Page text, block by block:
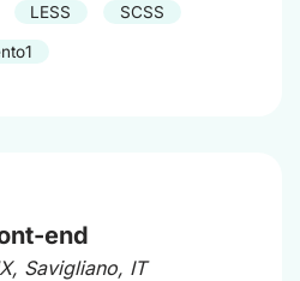
LESS SCSS
end
, Savigliano, IT